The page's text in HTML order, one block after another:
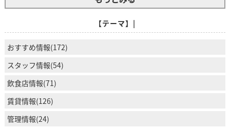
【テーマ】|
おすすめ情報(172)
スタッフ情報(54)
飲食店情報(71)
賃貸情報(126)
管理情報(24)